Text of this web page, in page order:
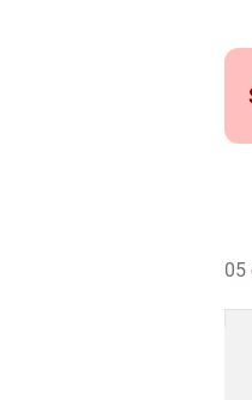
05